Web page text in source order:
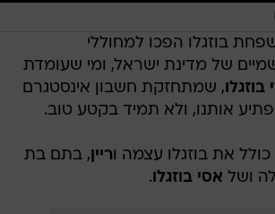
בוזגלו הפכו למחוללי
של מדינת ישראל, ומי שעומדת
בוזגלו, שמתחזקת חשבון אינסטגרם
אותנו, ולא תמיד בקטע טוב.
את בוזגלו עצמה וריין, בתם בת
אסי בוזגלו.